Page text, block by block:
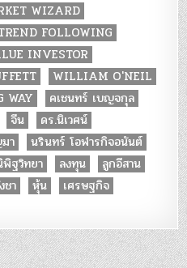
WIZARD
FOLLOWING
INVESTOR
WILLIAM O'NEIL
WAY
คเชนทร์ เบญจกุล
จีน
ดร.นิเวศน์
า
นรินทร์ โอฬารกิจอนันต์
ฐวิทยา ลงทุน
ลูกอีสาน
ชา หุ้น
เศรษฐกิจ